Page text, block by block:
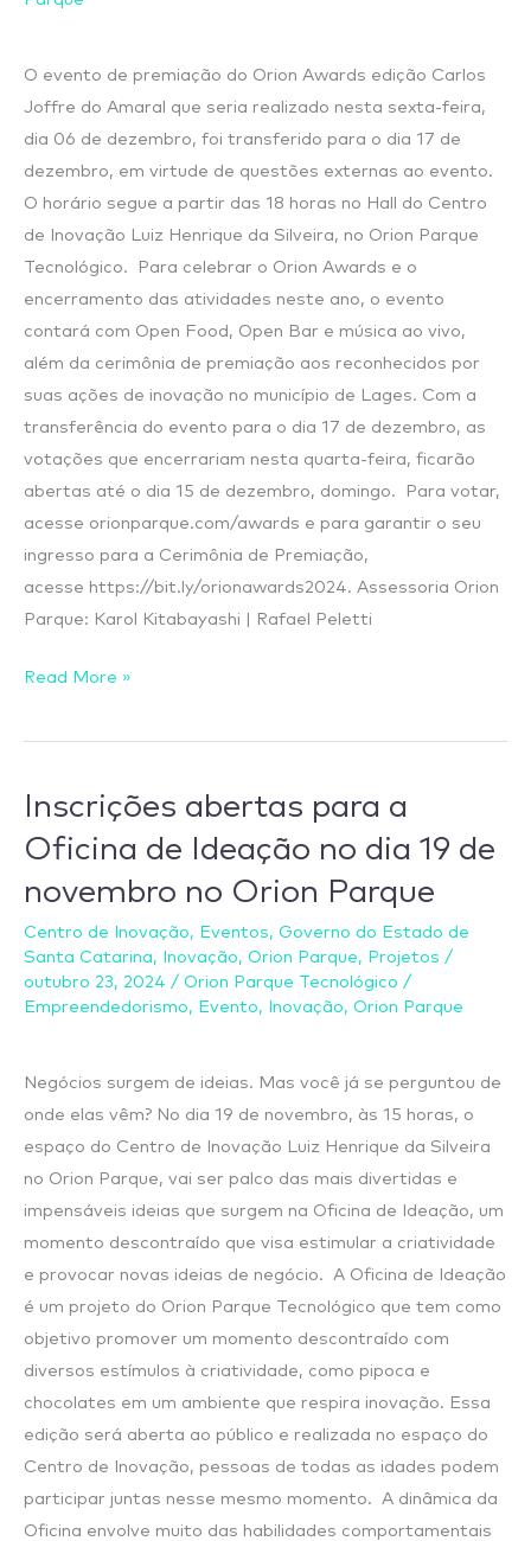
O evento de premiação do Orion Awards edição Carlos
Joffre do Amaral que seria realizado nesta sexta-feira,
dia 06 de dezembro, foi transferido para o dia 17 de
dezembro, em virtude de questões externas ao evento.
O horário segue a partir das 18 horas no Hall do Centro
de Inovação Luiz Henrique da Silveira, no Orion Parque
Tecnológico. Para celebrar o Orion Awards e o
encerramento das atividades neste ano, o evento
contará com Open Food, Open Bar e música ao vivo,
além da cerimônia de premiação aos reconhecidos por
suas ações de inovação no município de Lages. Com a
transferência do evento para o dia 17 de dezembro, as
votações que encerrariam nesta quarta-feira, ficarão
abertas até o dia 15 de dezembro, domingo. Para votar,
acesse orionparque.com/awards e para garantir o seu
ingresso para a Cerimônia de Premiação,
acesse https://bit.ly/orionawards2024. Assessoria Orion
Parque: Karol Kitabayashi | Rafael Peletti
de
dezembro
Read More »
Inscrições abertas para a
Oficina de Ideação no dia 19 de
novembro no Orion Parque
Centro de Inovação, Eventos, Governo do Estado de
Santa Catarina, Inovação, Orion Parque, Projetos /
outubro 23, 2024 / Orion Parque Tecnológico /
Empreendedorismo, Evento, Inovação, Orion Parque
Negócios surgem de ideias. Mas você já se perguntou de
onde elas vêm? No dia 19 de novembro, às 15 horas, o
espaço do Centro de Inovação Luiz Henrique da Silveira
no Orion Parque, vai ser palco das mais divertidas e
impensáveis ideias que surgem na Oficina de Ideação, um
momento descontraído que visa estimular a criatividade
e provocar novas ideias de negócio. A Oficina de Ideação
é um projeto do Orion Parque Tecnológico que tem como
objetivo promover um momento descontraído com
diversos estímulos à criatividade, como pipoca e
chocolates em um ambiente que respira inovação. Essa
edição será aberta ao público e realizada no espaço do
Centro de Inovação, pessoas de todas as idades podem
participar juntas nesse mesmo momento. A dinâmica da
Oficina envolve muito das habilidades comportamentais
Inscrições
abertas
para
a
Oficina
de
Ideação
19
de
novembro
no
Orion
Parque